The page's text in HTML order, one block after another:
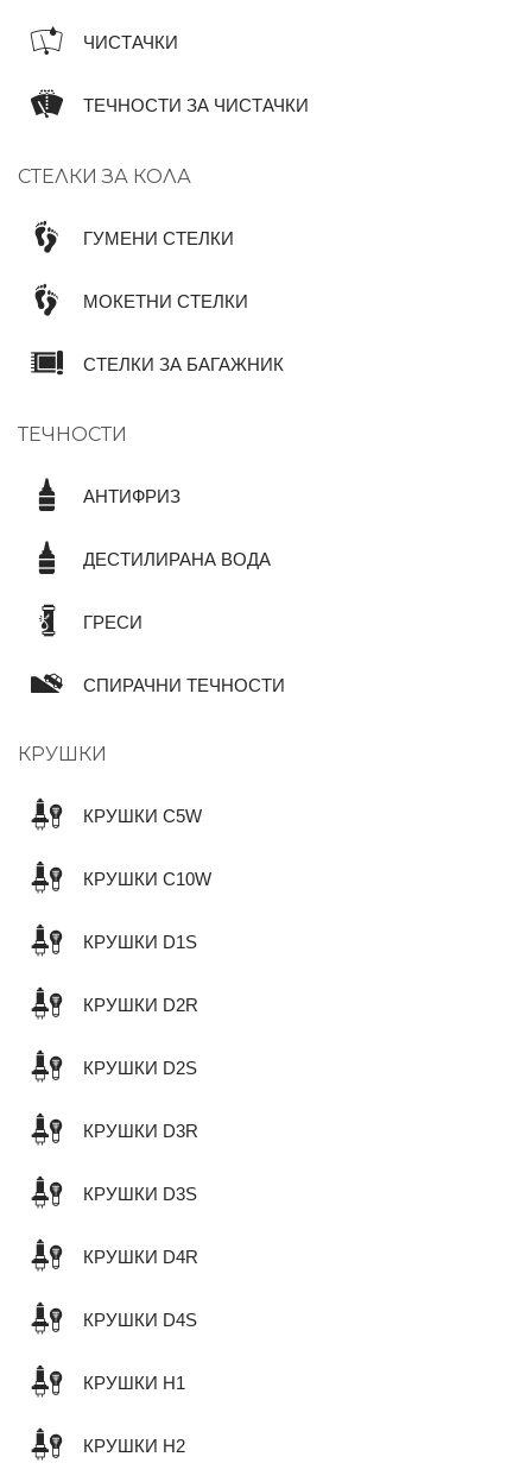
ЧИСТАЧКИ
ТЕЧНОСТИ ЗА ЧИСТАЧКИ
СТЕЛКИ ЗА КОЛА
ГУМЕНИ СТЕЛКИ
МОКЕТНИ СТЕЛКИ
СТЕЛКИ ЗА БАГАЖНИК
ТЕЧНОСТИ
АНТИФРИЗ
ДЕСТИЛИРАНА ВОДА
ГРЕСИ
СПИРАЧНИ ТЕЧНОСТИ
КРУШКИ
КРУШКИ C5W
КРУШКИ C10W
КРУШКИ D1S
КРУШКИ D2R
КРУШКИ D2S
КРУШКИ D3R
КРУШКИ D3S
КРУШКИ D4R
КРУШКИ D4S
КРУШКИ H1
КРУШКИ H2